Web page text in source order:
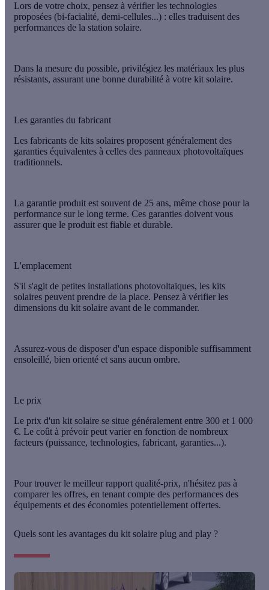
Lors de votre choix, pensez à vérifier les technologies
proposées (bi-facialité, demi-cellules...) : elles traduisent des
performances de la station solaire.
Dans la mesure du possible, privilégiez les matériaux les plus
résistants, assurant une bonne durabilité à votre kit solaire.
Les garanties du fabricant
Les fabricants de kits solaires proposent généralement des
garanties équivalentes à celles des panneaux photovoltaïques
traditionnels.
La garantie produit est souvent de 25 ans, même chose pour la
performance sur le long terme. Ces garanties doivent vous
assurer que le produit est fiable et durable.
L'emplacement
S'il s'agit de petites installations photovoltaïques, les kits
solaires peuvent prendre de la place. Pensez à vérifier les
dimensions du kit solaire avant de le commander.
Assurez-vous de disposer d'un espace disponible suffisamment
ensoleillé, bien orienté et sans aucun ombre.
Le prix
Le prix d'un kit solaire se situe généralement entre 300 et 1 000
€. Le coût à prévoir peut varier en fonction de nombreux
facteurs (puissance, technologies, fabricant, garanties...).
Pour trouver le meilleur rapport qualité-prix, n'hésitez pas à
comparer les offres, en tenant compte des performances des
équipements et des économies potentiellement offertes.
Quels sont les avantages du kit solaire plug and play ?